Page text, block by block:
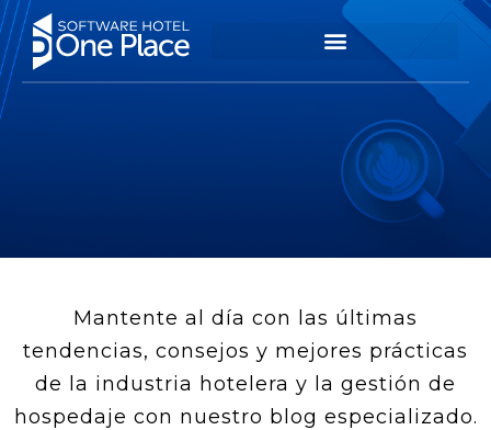
Mantente al día con las últimas
tendencias, consejos y mejores prácticas
de la industria hotelera y la gestión de
hospedaje con nuestro blog especializado.